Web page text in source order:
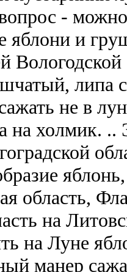
-
яблони и
липа
не в
на холмик. ..
область,
на
на Луне
манер